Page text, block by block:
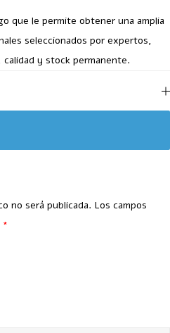
que le permite obtener una amplia
seleccionados por expertos,
y stock permanente.
no será publicada. Los campos
*